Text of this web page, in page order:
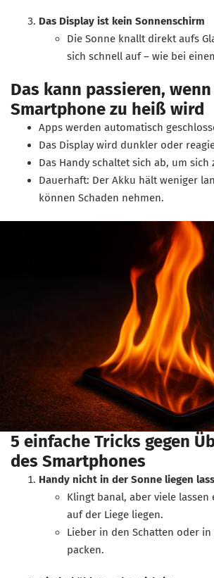
Das Display ist kein Sonnenschirm
Die Sonne knallt direkt aufs
sich schnell auf – wie bei
Das kann passieren,
Smartphone zu heiß wird
Apps werden automatisch
Das Display wird dunkler oder
Das Handy schaltet sich ab, um sich
Dauerhaft: Der Akku hält weniger
können Schaden nehmen.
5 einfache Tricks gegen
des Smartphones
Handy nicht in der Sonne liegen
Klingt banal, aber viele lassen
auf der Liege liegen.
Lieber in den Schatten oder in
packen.